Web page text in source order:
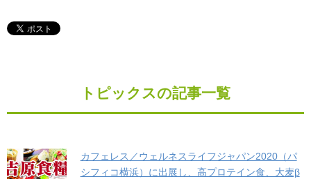
トピックスの記事一覧
カフェレス／ウェルネスライフジャパン2020（パ
シフィコ横浜）に出展し、高プロテイン食、大麦β